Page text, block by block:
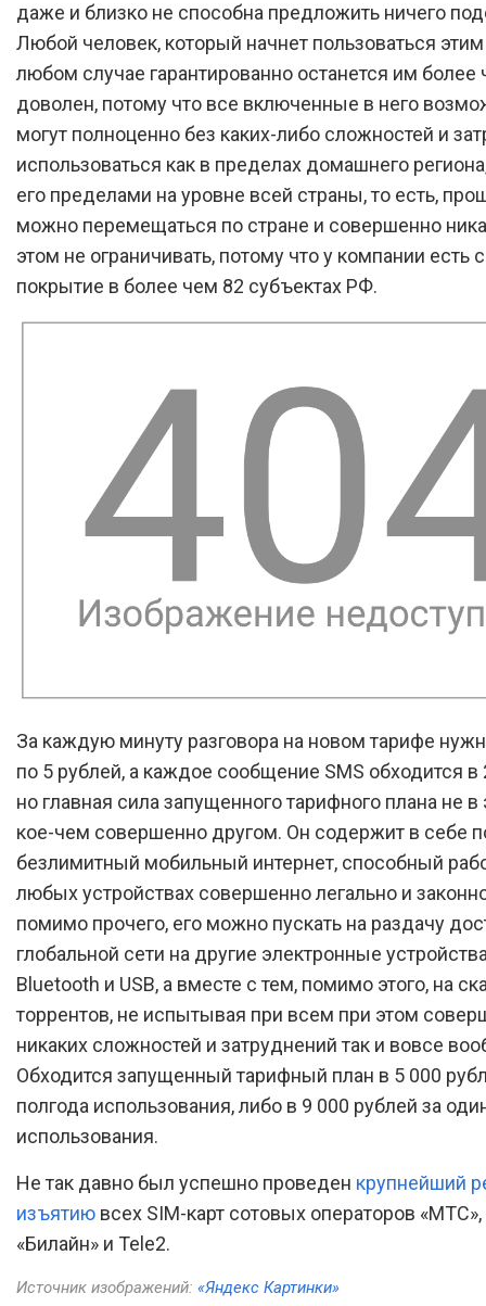
даже и близко не способна предложить ничего
Любой человек, который начнет пользоваться
любом случае гарантированно останется им более
доволен, потому что все включенные в него
могут полноценно без каких-либо сложностей и
использоваться как в пределах домашнего
его пределами на уровне всей страны, то есть,
можно перемещаться по стране и совершенно
этом не ограничивать, потому что у компании есть
покрытие в более чем 82 субъектах РФ.
За каждую минуту разговора на новом тарифе
по 5 рублей, а каждое сообщение SMS обходится в
но главная сила запущенного тарифного плана не в
кое-чем совершенно другом. Он содержит в себе
безлимитный мобильный интернет, способный
любых устройствах совершенно легально и
помимо прочего, его можно пускать на раздачу
глобальной сети на другие электронные
Bluetooth и USB, а вместе с тем, помимо этого, на
торрентов, не испытывая при всем при этом
никаких сложностей и затруднений так и вовсе
Обходится запущенный тарифный план в 5 000
полгода использования, либо в 9 000 рублей за
использования.
Не так давно был успешно проведен крупнейший
изъятию всех SIM-карт сотовых операторов
«Билайн» и Tele2.
Источник изображений: «Яндекс Картинки»